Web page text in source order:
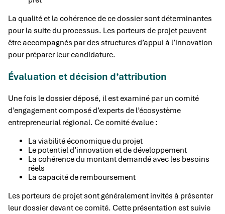
La qualité et la cohérence de ce dossier sont déterminantes
pour la suite du processus. Les porteurs de projet peuvent
être accompagnés par des structures d’appui à l’innovation
pour préparer leur candidature.
Évaluation et décision d’attribution
Une fois le dossier déposé, il est examiné par un comité
d’engagement composé d’experts de l’écosystème
entrepreneurial régional. Ce comité évalue :
La viabilité économique du projet
Le potentiel d’innovation et de développement
La cohérence du montant demandé avec les besoins
réels
La capacité de remboursement
Les porteurs de projet sont généralement invités à présenter
leur dossier devant ce comité. Cette présentation est suivie